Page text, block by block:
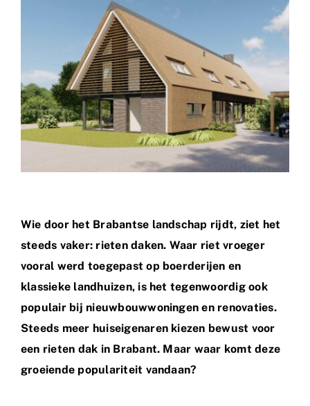
Wie door het Brabantse landschap rijdt, ziet het
steeds vaker: rieten daken. Waar riet vroeger
vooral werd toegepast op boerderijen en
klassieke landhuizen, is het tegenwoordig ook
populair bij nieuwbouwwoningen en renovaties.
Steeds meer huiseigenaren kiezen bewust voor
een rieten dak in Brabant. Maar waar komt deze
groeiende populariteit vandaan?